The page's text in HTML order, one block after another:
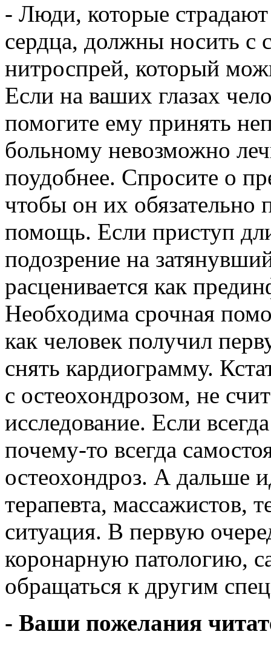
- Люди, которые
сердца, должны носить с
нитроспрей, который
Если на ваших глазах
помогите ему принять
больному невозможно
поудобнее. Спросите о
чтобы он их
помощь. Если приступ
подозрение на
расценивается как
Необходима срочная
как человек получил
снять кардиограмму.
с остеохондрозом, не
исследование. Если
почему-то всегда
остеохондроз. А дальше
терапевта, массажистов,
ситуация. В первую
коронарную патологию,
обращаться к другим
- Ваши пожелания